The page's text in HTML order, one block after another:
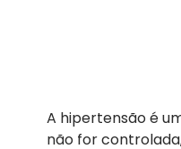
A hipertensão é
não for